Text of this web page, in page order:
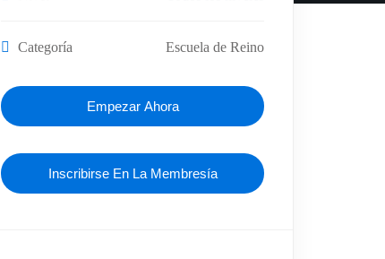
Categoría Escuela de Reino
Empezar Ahora
Inscribirse En La Membresía